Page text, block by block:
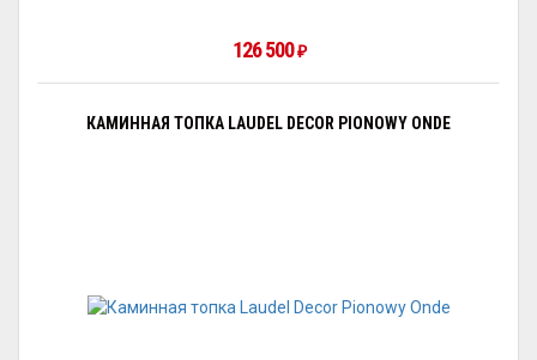
126 500 ₽
КАМИННАЯ ТОПКА LAUDEL DECOR PIONOWY ONDE